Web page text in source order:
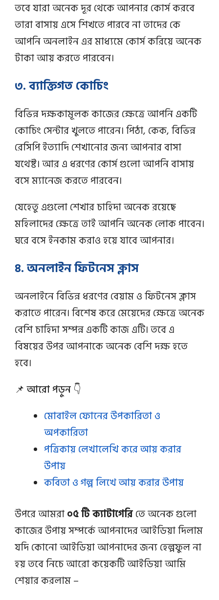
তবে যারা অনেক দূর থেকে আপনার কোর্স করবে
তারা বাসায় এসে শিখতে পারবে না তাদের কে
আপনি অনলাইন এর মাধ্যমে কোর্স করিয়ে অনেক
টাকা আয় করতে পারবেন।
৩. ব্যাক্তিগত কোচিং
বিভিন্ন দক্ষকামূলক কাজের ক্ষেত্রে আপনি একটি
কোচিং সেন্টার খুলতে পারেন। পিঠা, কেক, বিভিন্ন
রেসিপি ইত্যাদি শেখানোর জন্য আপনার বাসা
যথেষ্ট। আর এ ধরণের কোর্স গুলো আপনি বাসায়
বসে ম্যানেজ করতে পারবেন।
যেহেতু এগুলো শেখার চাহিদা অনেক রয়েছে
মহিলাদের ক্ষেত্রে তাই আপনি অনেক লোক পাবেন।
ঘরে বসে ইনকাম করাও হয়ে যাবে আপনার।
৪. অনলাইন ফিটনেস ক্লাস
অনলাইনে বিভিন্ন ধরণের বেয়াম ও ফিটনেস ক্লাস
করাতে পারেন। বিশেষ করে মেয়েদের ক্ষেত্রে অনেক
বেশি চাহিদা সম্পন্ন একটি কাজ এটি। তবে এ
বিষয়ের উপর আপনাকে অনেক বেশি দক্ষ হতে
হবে।
📌 আরো পড়ুন 👇
মোবাইল ফোনের উপকারিতা ও
অপকারিতা
পত্রিকায় লেখালেখি করে আয় করার
উপায়
কবিতা ও গল্প লিখে আয় করার উপায়
উপরে আমরা০৫ টি ক্যাটাগেরিতে অনেক গুলো
কাজের উপায় সম্পর্কে আপনাদের আইডিয়া দিলাম
যদি কোনো আইডিয়া আপনাদের জন্য হেল্পফুল না
হয় তবে নিচে আরো কয়েকটি আইডিয়া আমি
শেয়ার করলাম –